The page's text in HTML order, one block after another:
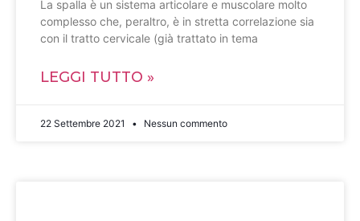
La spalla è un sistema articolare e muscolare molto
complesso che, peraltro, è in stretta correlazione sia
con il tratto cervicale (già trattato in tema
LEGGI TUTTO »
22 Settembre 2021 Nessun commento